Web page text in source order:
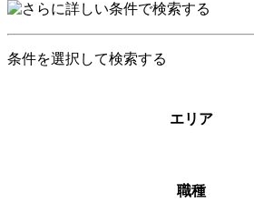
条件を選択して検索する
エリア
職種